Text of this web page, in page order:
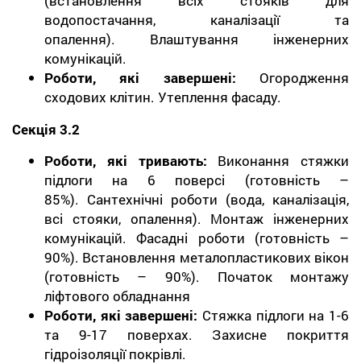
водопостачання, каналізації та
опалення). Влаштування інженерних
комунікацій.
Роботи, які завершені: Огородження
сходових клітин. Утеплення фасаду.
Секція 3.2
Роботи, які тривають: Виконання стяжки
підлоги на 6 поверсі (готовність –
85%). Сантехнічні роботи (вода, каналізація,
всі стояки, опалення). Монтаж інженерних
комунікацій. Фасадні роботи (готовність –
90%). Встановлення металопластикових вікон
(готовність – 90%). Початок монтажу
ліфтового обладнання
Роботи, які завершені: Стяжка підлоги на 1-6
та 9-17 поверхах. Захисне покриття
гідроізоляції покрівлі.